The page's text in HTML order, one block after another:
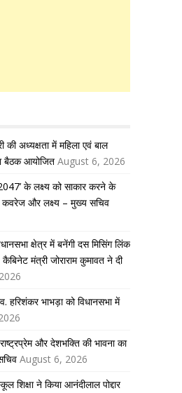
की अध्यक्षता में महिला एवं बाल
बैठक आयोजित August 6, 2026
के लक्ष्य को साकार करने के
कवरेज और लक्ष्य – मुख्य सचिव
क्षेत्र में बनेंगी दस मिसिंग लिंक
मंत्री जोराराम कुमावत ने दी
हरिशंकर भाभड़ा को विधानसभा में
राष्ट्रप्रेम और देशभक्ति की भावना का
August 6, 2026
शिक्षा ने किया आनंदीलाल पोद्दार